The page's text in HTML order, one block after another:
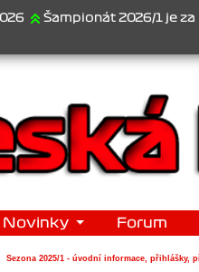
Šampionát 2026/1 je za
Novinky Forum
Sezona 2025/1 - úvodní informace, přihlášky,